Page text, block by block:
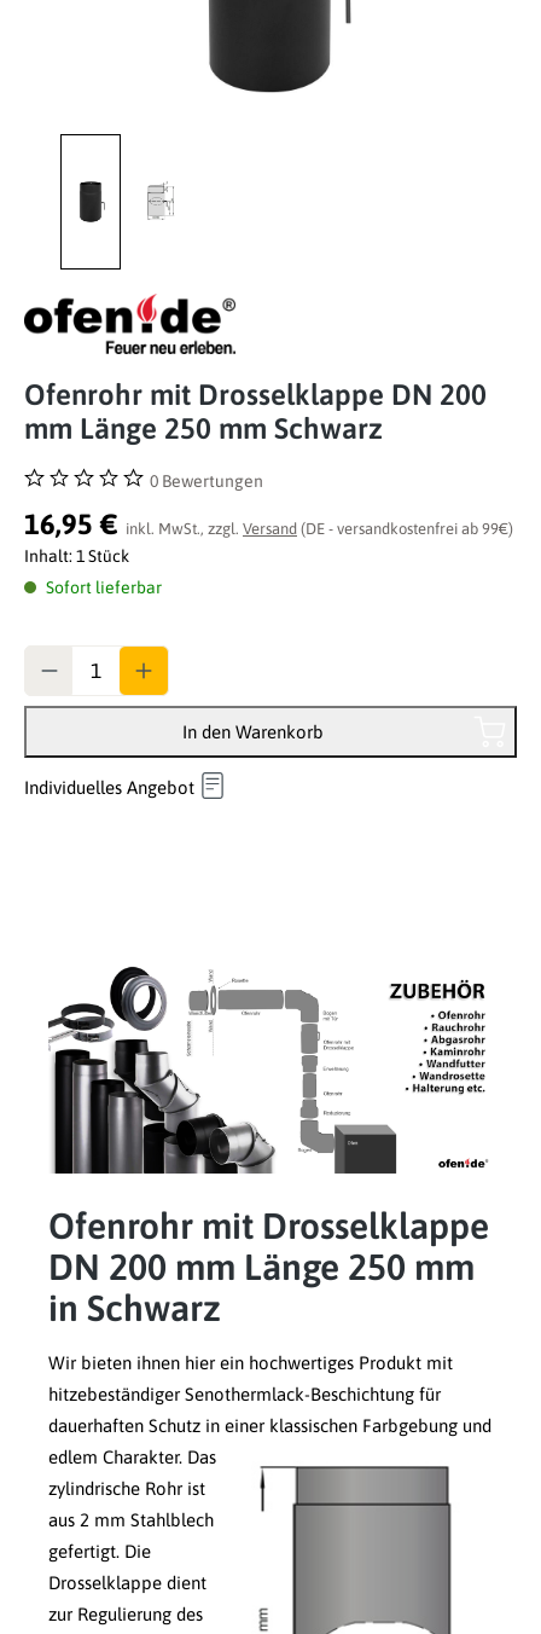
Ofenrohr mit Drosselklappe DN 200
mm Länge 250 mm Schwarz
Durchschnittliche Bewertung von 0 von 5 Sternen
0 Bewertungen
16,95 € inkl. MwSt., zzgl. Versand (DE - versandkostenfrei ab 99€)
Inhalt: 1 Stück
Sofort lieferbar
In den Warenkorb
Individuelles Angebot
Ofenrohr mit Drosselklappe
DN 200 mm Länge 250 mm
in Schwarz
Wir bieten ihnen hier ein hochwertiges Produkt mit
hitzebeständiger Senothermlack-Beschichtung für
dauerhaften Schutz in einer klassischen Farbgebung und
edlem Charakter. Das
zylindrische Rohr ist
aus 2 mm Stahlblech
gefertigt. Die
Drosselklappe dient
zur Regulierung des